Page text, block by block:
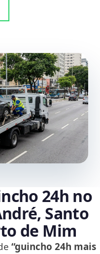
24h no
Santo
de Mim
“guincho 24h mais